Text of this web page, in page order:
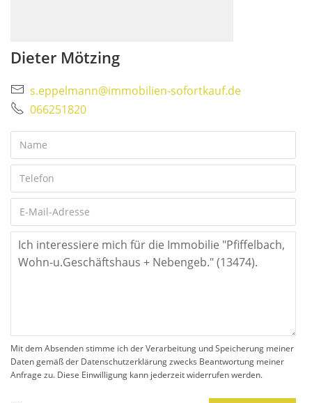
Dieter Mötzing
s.eppelmann@immobilien-sofortkauf.de
066251820
Mit dem Absenden stimme ich der Verarbeitung und Speicherung meiner
Daten gemäß der Datenschutzerklärung zwecks Beantwortung meiner
Anfrage zu. Diese Einwilligung kann jederzeit widerrufen werden.